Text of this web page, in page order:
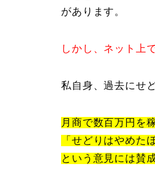
があります。
しかし、ネット上
私自身、過去にせ
月商で数百万円を
「せどりはやめた
という意見には賛